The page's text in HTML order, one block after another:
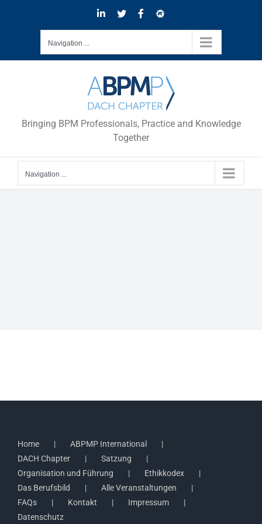
LinkedIn
TwitterFacebookMeetup
Navigation ...
Bringing BPM Professionals, Practice and Knowledge
Together
Navigation ...
Home
ABPMP International
DACH Chapter
Satzung
Organisation und Führung
Ethikkodex
Das Berufsbild
Alle Veranstaltungen
FAQs
Kontakt
Impressum
Datenschutz